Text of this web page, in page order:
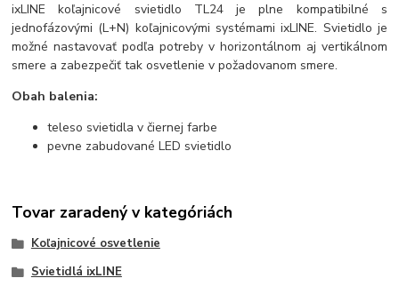
ixLINE koľajnicové svietidlo TL24 je plne kompatibilné s
jednofázovými (L+N) koľajnicovými systémami ixLINE. Svietidlo je
možné nastavovať podľa potreby v horizontálnom aj vertikálnom
smere a zabezpečiť tak osvetlenie v požadovanom smere.
Obah balenia:
teleso svietidla v čiernej farbe
pevne zabudované LED svietidlo
Tovar zaradený v kategóriách
Koľajnicové osvetlenie
Svietidlá ixLINE